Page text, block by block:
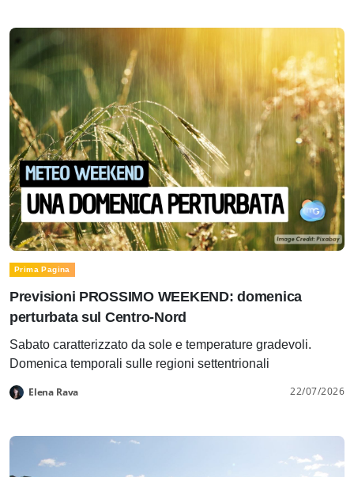
Prima Pagina
Previsioni PROSSIMO WEEKEND: domenica
perturbata sul Centro-Nord
Sabato caratterizzato da sole e temperature gradevoli.
Domenica temporali sulle regioni settentrionali
Elena Rava 22/07/2026